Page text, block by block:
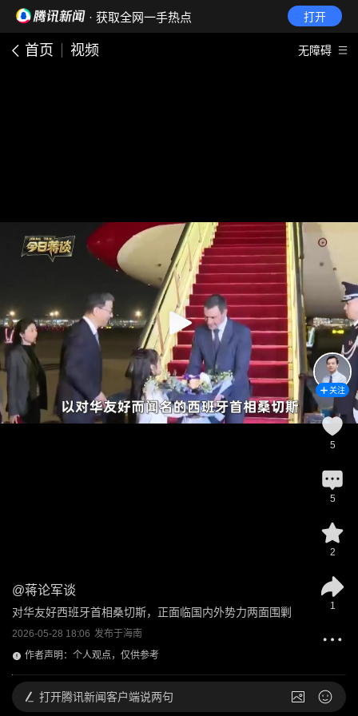
· 获取全网一手热点 打开
首页 视频 无障碍
@蒋论军谈
对华友好西班牙首相桑切斯，正面临国内外势力两面围剿
2026-05-28 18:06 发布于海南
作者声明：个人观点，仅供参考
关注
5
5
2
1
打开腾讯新闻客户端说两句